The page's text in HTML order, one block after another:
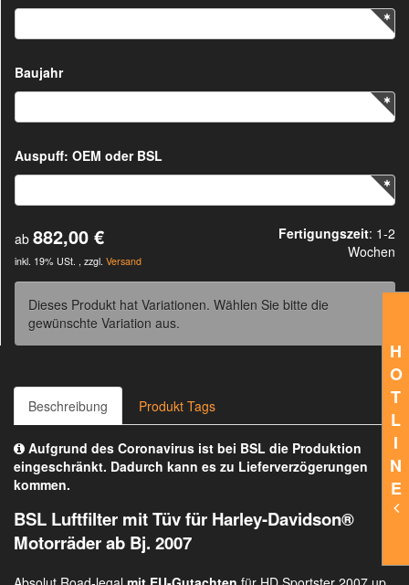
H
O
T
L
I
N
E
Baujahr
Auspuff: OEM oder BSL
ab 882,00 €
inkl. 19% USt. , zzgl. Versand
Fertigungszeit: 1-2
Wochen
Dieses Produkt hat Variationen. Wählen Sie bitte die
gewünschte Variation aus.
Beschreibung Produkt Tags
Aufgrund des Coronavirus ist bei BSL die Produktion
eingeschränkt. Dadurch kann es zu Lieferverzögerungen
kommen.
BSL Luftfilter mit Tüv für Harley-Davidson®
Motorräder ab Bj. 2007